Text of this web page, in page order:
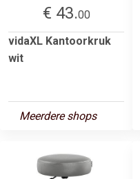
€ 43.00
vidaXL Kantoorkruk
wit
Meerdere shops